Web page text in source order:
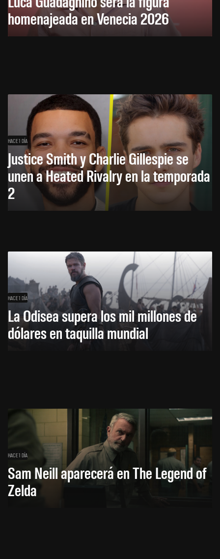
homenajeada en Venecia 2026
HACE 1 DÍA
Justice Smith y Charlie Gillespie se
unen a Heated Rivalry en la temporada
2
HACE 1 DÍA
La Odisea supera los mil millones de
dólares en taquilla mundial
HACE 1 DÍA
Sam Neill aparecerá en The Legend of
Zelda